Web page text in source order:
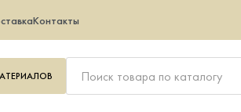
Контакты